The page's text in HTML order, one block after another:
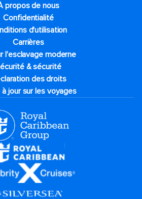
propos de nous
Confidentialité
d'utilisation
Carrières
l'esclavage moderne
& sécurité
des droits
à jour sur les voyages